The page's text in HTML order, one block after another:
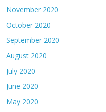
November 2020
October 2020
September 2020
August 2020
July 2020
June 2020
May 2020